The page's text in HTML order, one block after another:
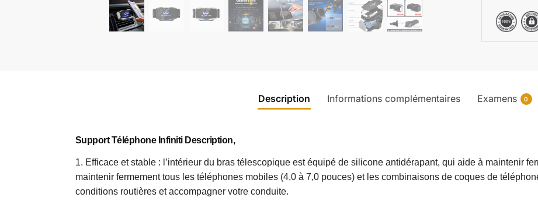
Description Informations complémentaires Examens 0
Support Téléphone Infiniti Description,
1. Efficace et stable : l’intérieur du bras télescopique est équipé de silicone antidérapant, qui aide à maintenir
maintenir fermement tous les téléphones mobiles (4,0 à 7,0 pouces) et les combinaisons de coques de
conditions routières et accompagner votre conduite.